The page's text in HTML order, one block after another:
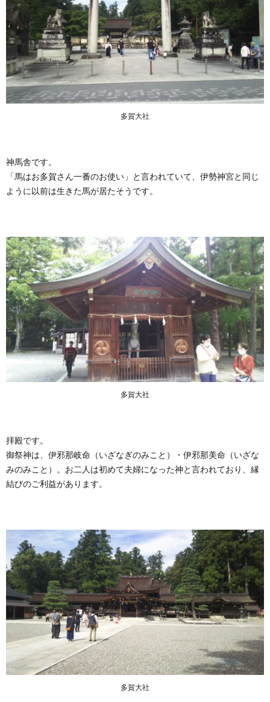
多賀大社
神馬舎です。
「馬はお多賀さん一番のお使い」と言われていて、伊勢神宮と同じ
ように以前は生きた馬が居たそうです。
多賀大社
拝殿です。
御祭神は、伊邪那岐命（いざなぎのみこと）・伊邪那美命（いざな
みのみこと）。お二人は初めて夫婦になった神と言われており、縁
結びのご利益があります。
多賀大社